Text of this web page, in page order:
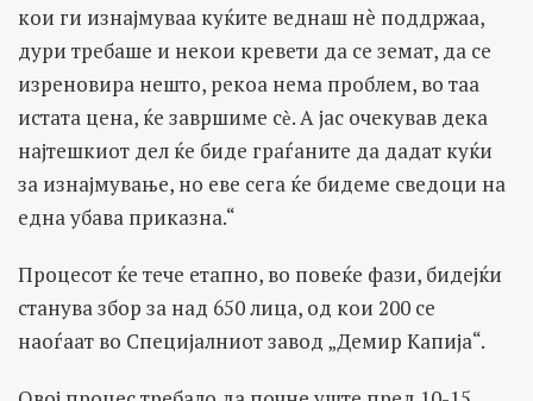
кои ги изнајмуваа куќите веднаш нè поддржаа,
дури требаше и некои кревети да се земат, да се
изреновира нешто, рекоа нема проблем, во таа
истата цена, ќе завршиме сѐ. А јас очекував дека
најтешкиот дел ќе биде граѓаните да дадат куќи
за изнајмување, но еве сега ќе бидеме сведоци на
една убава приказна.“
Процесот ќе тече етапно, во повеќе фази, бидејќи
станува збор за над 650 лица, од кои 200 се
наоѓаат во Специјалниот завод „Демир Капија“.